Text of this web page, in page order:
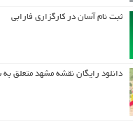
ثبت نام آسان در کارگزاری فارابی
دانلود رایگان نقشه مشهد متعلق به سال